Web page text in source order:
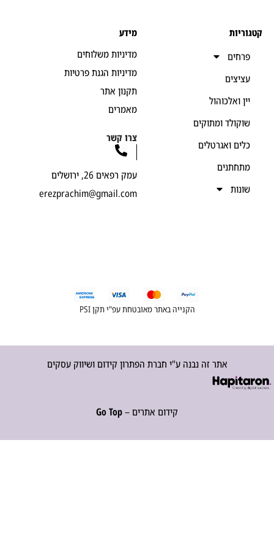
ואלכוהול
ומתוקים
ואגרטלים
מדיניות משלוחים
מדיניות הגנת פרטיות
תקנון אתר
צרו קשר
עמק רפאים 26, ירושלים
erezprachim@gmail.com
הקנייה באתר מאובטחת עפ"י תקן PSI
אתר זה נבנה ע"י חברת הפתרון קידום ושיווק עסקים
קידום אתרים –Go Top